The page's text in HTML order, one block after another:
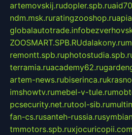
artemovskij.rudopler.spb.ru
ndm.msk.ruratingzooshop.ru
globalautotrade.info
ZOOSMART.SPB.RUdalakony.ru
remontt.spb.ru
terramia.ruacademy62.ru
artem-news.rubiserinca.ru
imshowtv.rumebel-v-tule.ru
pcsecurity.net.rutool-sib.ru
fan-cs.rusanteh-russia.ru
tmmotors.spb.ruxjocuricopii.com